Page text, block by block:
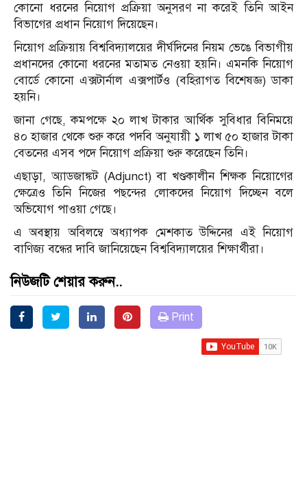
কোনো ধরনের নিয়োগ প্রক্রিয়া অনুসরণ না করেই তিনি আইন
বিভাগের প্রধান নিয়োগ দিয়েছেন।
নিয়োগ প্রক্রিয়ায় বিশ্ববিদ্যালয়ের দীর্ঘদিনের নিয়ম ভেঙে বিভাগীয়
প্রধানদের কোনো ধরনের মতামত নেওয়া হয়নি। এমনকি নিয়োগ
বোর্ডে কোনো এক্সটার্নাল এক্সপার্টও (বহিরাগত বিশেষজ্ঞ) ডাকা
হয়নি।
জানা গেছে, কমপক্ষে ২০ লাখ টাকার আর্থিক সুবিধার বিনিময়ে
৪০ হাজার থেকে শুরু করে পদবি অনুযায়ী ১ লাখ ৫০ হাজার টাকা
বেতনের এসব পদে নিয়োগ প্রক্রিয়া শুরু করেছেন তিনি।
এছাড়া, অ্যাডজাঙ্কট (Adjunct) বা খণ্ডকালীন শিক্ষক নিয়োগের
ক্ষেত্রেও তিনি নিজের পছন্দের লোকদের নিয়োগ দিচ্ছেন বলে
অভিযোগ পাওয়া গেছে।
এ অবস্থায় অবিলম্বে অধ্যাপক মেশকাত উদ্দিনের এই নিয়োগ
বাণিজ্য বন্ধের দাবি জানিয়েছেন বিশ্ববিদ্যালয়ের শিক্ষার্থীরা।
নিউজটি শেয়ার করুন..
Print